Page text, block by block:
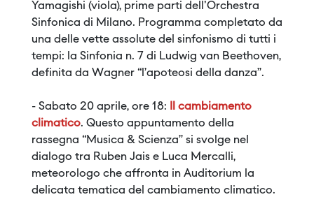
Yamagishi (viola), prime parti dell'Orchestra
Sinfonica di Milano. Programma completato da
una delle vette assolute del sinfonismo di tutti i
tempi: la Sinfonia n. 7 di Ludwig van Beethoven,
definita da Wagner “l’apoteosi della danza”.
- Sabato 20 aprile, ore 18:
Il cambiamento
climatico. Questo appuntamento della
rassegna “Musica & Scienza” si svolge nel
dialogo tra Ruben Jais e Luca Mercalli,
meteorologo che affronta in Auditorium la
delicata tematica del cambiamento climatico.